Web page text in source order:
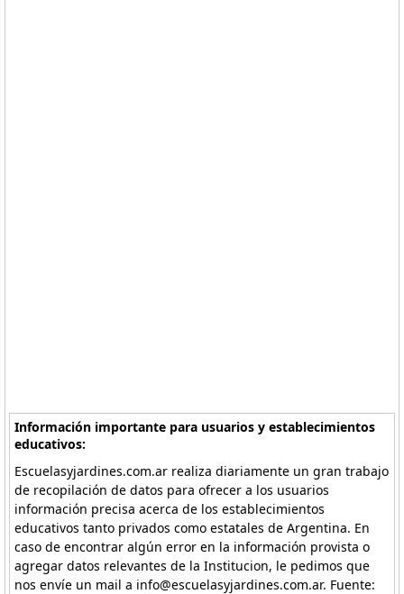
Información importante para usuarios y establecimientos
educativos:
Escuelasyjardines.com.ar realiza diariamente un gran trabajo
de recopilación de datos para ofrecer a los usuarios
información precisa acerca de los establecimientos
educativos tanto privados como estatales de Argentina. En
caso de encontrar algún error en la información provista o
agregar datos relevantes de la Institucion, le pedimos que
nos envíe un mail a info@escuelasyjardines.com.ar. Fuente: